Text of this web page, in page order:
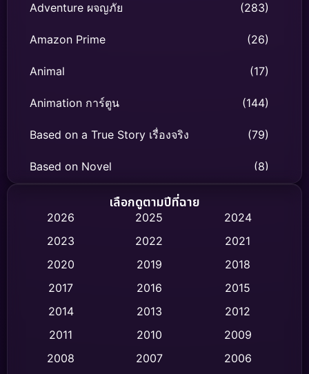
Adventure ผจญภัย (283)
Amazon Prime (26)
Animal (17)
Animation การ์ตูน (144)
Based on a True Story เรื่องจริง (79)
Based on Novel (8)
Biography ชีวิตจริง
Classic หนังคลาสสิก (47)
Comedy ตลก (454)
Crime อาชญากรรม (532)
เลือกดูตามปีที่ฉาย
2026 2025
2024
2023
2022
2021
2020
2019
2018
2017
2016
2015
2014
2013
2012
2011
2010
2009
2008
2007
2006